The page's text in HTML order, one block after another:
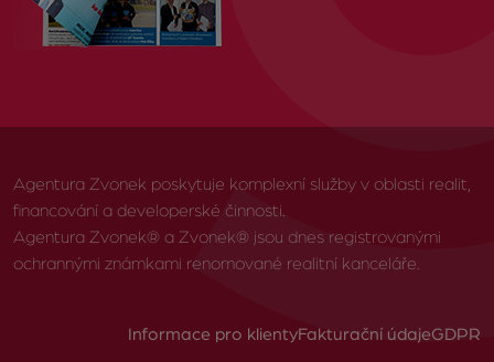
Agentura Zvonek poskytuje komplexní služby v oblasti realit,
financování a developerské činnosti.
Agentura Zvonek® a Zvonek® jsou dnes registrovanými
ochrannými známkami renomované realitní kanceláře.
Informace pro klientyFakturační údajeGDPR